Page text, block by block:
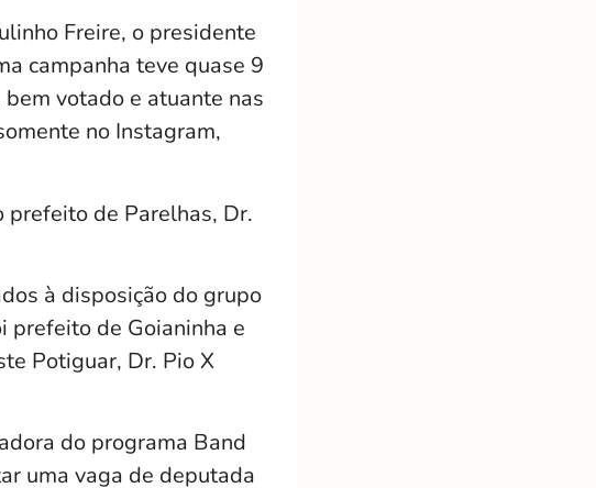
Freire, o presidente
campanha teve quase 9
votado e atuante nas
no Instagram,
prefeito de Parelhas, Dr.
à disposição do grupo
prefeito de Goianinha e
Potiguar, Dr. Pio X
do programa Band
uma vaga de deputada